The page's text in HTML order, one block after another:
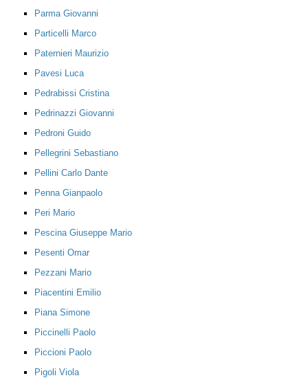
Parma Giovanni
Particelli Marco
Paternieri Maurizio
Pavesi Luca
Pedrabissi Cristina
Pedrinazzi Giovanni
Pedroni Guido
Pellegrini Sebastiano
Pellini Carlo Dante
Penna Gianpaolo
Peri Mario
Pescina Giuseppe Mario
Pesenti Omar
Pezzani Mario
Piacentini Emilio
Piana Simone
Piccinelli Paolo
Piccioni Paolo
Pigoli Viola